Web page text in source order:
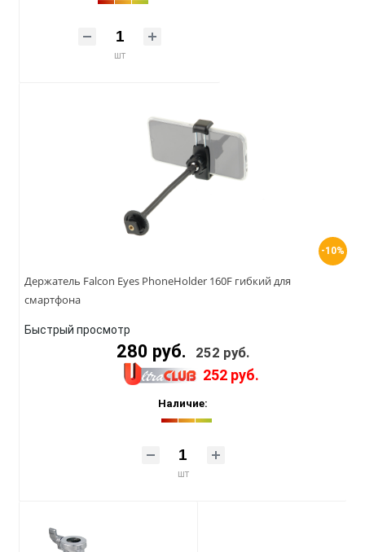
шт
-10%
Держатель Falcon Eyes PhoneHolder 160F гибкий для
смартфона
Быстрый просмотр
280 руб. 252 руб.
252 руб.
Наличие:
шт